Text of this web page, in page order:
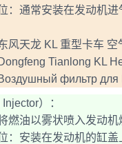
常安装在发动机进
龙 KL 重型卡车 空
Tianlong KL
фильтр для
）：
以雾状喷入发动机燃
装在发动机的缸盖上